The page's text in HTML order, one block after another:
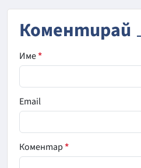
Коментирай
Име*
Email
Коментар*